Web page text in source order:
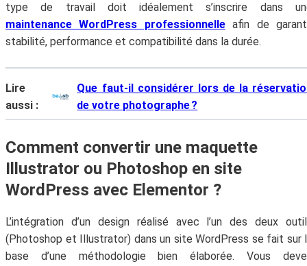
type de travail doit idéalement s’inscrire dans
maintenance WordPress professionnelleafin de
stabilité, performance et compatibilité dans la durée.
Lire
aussi :
Que faut-il considérer lors de la
de votre photographe ?
Comment convertir une maquette
Illustrator ou Photoshop en site
WordPress avec Elementor ?
L’intégration d’un design réalisé avec l’un des deux
(Photoshop et Illustrator) dans un site WordPress se fait sur
base d’une méthodologie bien élaborée. Vous